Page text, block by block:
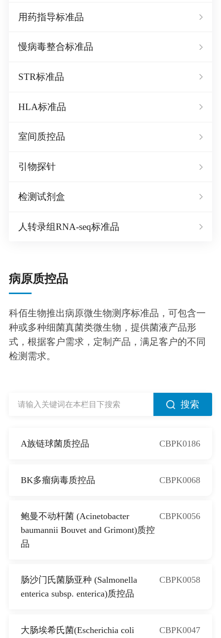
用药指导标准品
慢病毒整合标准品
STR标准品
HLA标准品
室间质控品
引物探针
检测试剂盒
人转录组RNA-seq标准品
病原质控品
科佰生物推出病原微生物测序标准品，可包含一
种或多种细菌真菌类微生物，提供菌液产品形
式，根据客户需求，定制产品，满足客户的不同
检测需求。
搜索
A族链球菌质控品 CBPK0186
BK多瘤病毒质控品 CBPK0068
鲍曼不动杆菌 (Acinetobacter
baumannii Bouvet and Grimont)质控
品
CBPK0056
肠沙门氏菌肠亚种 (Salmonella
enterica subsp. enterica)质控品
CBPK0058
大肠埃希氏菌(Escherichia coli
CBPK0047